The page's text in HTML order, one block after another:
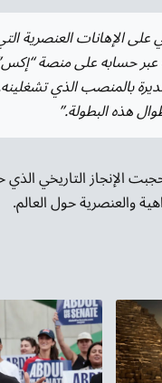
الإهانات العنصرية التي
عبر حسابه على منصة
بالمنصب الذي
هذه البطولة.”
الإنجاز التاريخي
والعنصرية حول العالم.